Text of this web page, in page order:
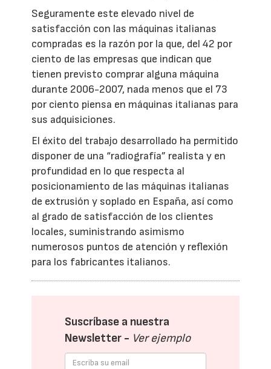
Seguramente este elevado nivel de
satisfacción con las máquinas italianas
compradas es la razón por la que, del 42 por
ciento de las empresas que indican que
tienen previsto comprar alguna máquina
durante 2006-2007, nada menos que el 73
por ciento piensa en máquinas italianas para
sus adquisiciones.
El éxito del trabajo desarrollado ha permitido
disponer de una “radiografía” realista y en
profundidad en lo que respecta al
posicionamiento de las máquinas italianas
de extrusión y soplado en España, así como
al grado de satisfacción de los clientes
locales, suministrando asimismo
numerosos puntos de atención y reflexión
para los fabricantes italianos.
Suscríbase a nuestra
Newsletter - Ver ejemplo